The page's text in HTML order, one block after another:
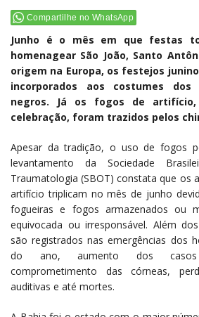
Compartilhe no WhatsApp
Junho é o mês em que festas
homenagear São João, Santo
origem na Europa, os festejos
incorporados aos costumes
negros. Já os fogos de
celebração, foram trazidos pelos
Apesar da tradição, o uso de fogos
levantamento da Sociedade
Traumatologia (SBOT) constata que os
artifício triplicam no mês de junho
fogueiras e fogos armazenados ou
equivocada ou irresponsável. Além
são registrados nas emergências dos
do ano, aumento dos casos
comprometimento das córneas,
auditivas e até mortes.